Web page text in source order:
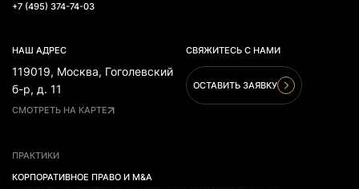
+7 (495) 374-74-03
НАШ АДРЕС
119019, Москва, Гоголевский
б-р, д. 11
СМОТРЕТЬ НА КАРТЕ
СВЯЖИТЕСЬ С НАМИ
ОСТАВИТЬ ЗАЯВКУ
ПРАКТИКИ
КОРПОРАТИВНОЕ ПРАВО И M&A